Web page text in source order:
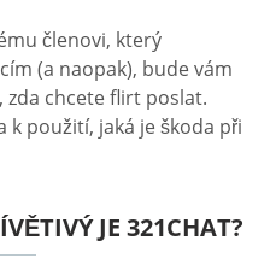
členovi, který
(a naopak), bude vám
zda chcete flirt poslat.
k použití, jaká je škoda při
JE 321CHAT?